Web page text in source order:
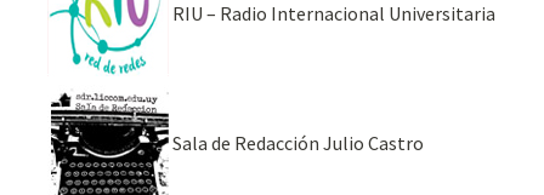
RIU – Radio Internacional Universitaria
Sala de Redacción Julio Castro